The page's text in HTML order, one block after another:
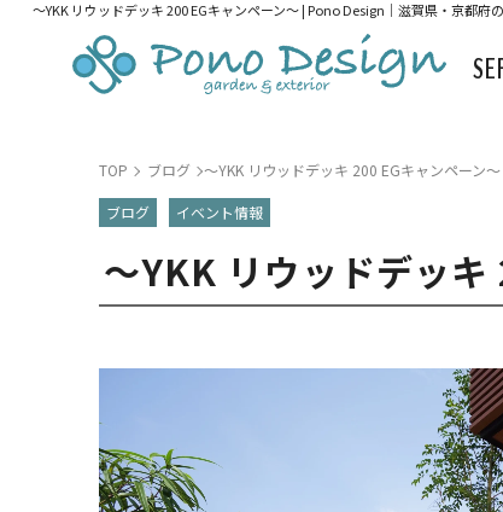
～YKK リウッドデッキ 200 EGキャンペーン～ | Pono Design｜滋賀県・京都府
TOP ブログ ～YKK リウッドデッキ 200 EGキャンペーン～
ブログ イベント情報
～YKK リウッドデッ